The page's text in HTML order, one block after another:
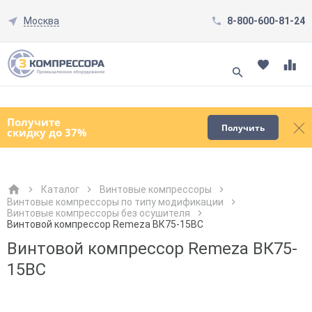
Москва 8-800-600-81-24
Получите
скидку до 37% Получить
Смотреть все товары
Каталог
Винтовые компрессоры
Винтовые компрессоры по типу модификации
Винтовые компрессоры без осушителя
Винтовой компрессор Remeza ВК75-15ВС
Винтовой компрессор Remeza ВК75-
15ВС
Как к Вам обращаться?
Как к Вам обращаться?
Город доставки
Как к Вам обращаться?